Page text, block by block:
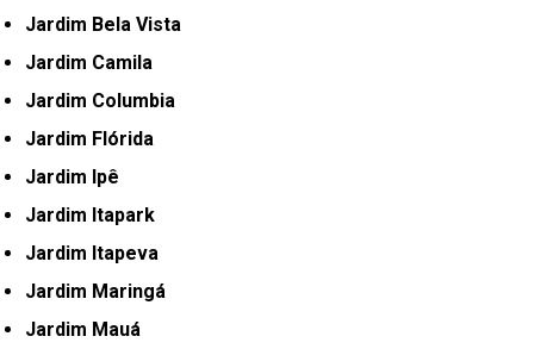
Jardim Bela Vista
Jardim Camila
Jardim Columbia
Jardim Flórida
Jardim Ipê
Jardim Itapark
Jardim Itapeva
Jardim Maringá
Jardim Mauá